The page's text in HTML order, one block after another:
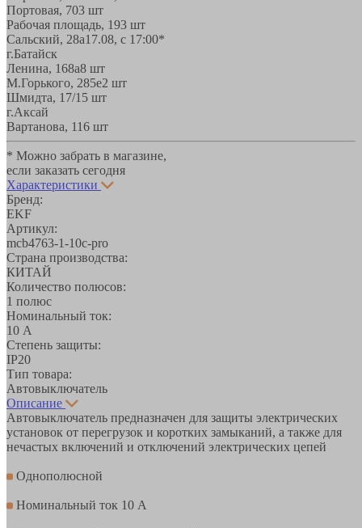
Портовая, 703 шт
Рабочая площадь, 193 шт
Сальский, 28a17.08, с 17:00*
г.Батайск
Ленина, 168а8 шт
М.Горького, 285е2 шт
Шмидта, 17/1 5 шт
г.Аксай
Вартанова, 116 шт
* Можно забрать в магазине,
если заказать сегодня
Характеристики
Бренд:
EKF
Артикул:
mcb4763-1-10c-pro
Страна производства:
КИТАЙ
Количество полюсов:
1 полюс
Номинальный ток:
10 А
Степень защиты:
IP20
Тип товара:
Автовыключатель
Описание
Автовыключатель предназначен для защиты электрических
установок от перегрузок и коротких замыканий, а также для
нечастых включений и отключений электрических цепей
Однополюсной
Номинальный ток 10 А